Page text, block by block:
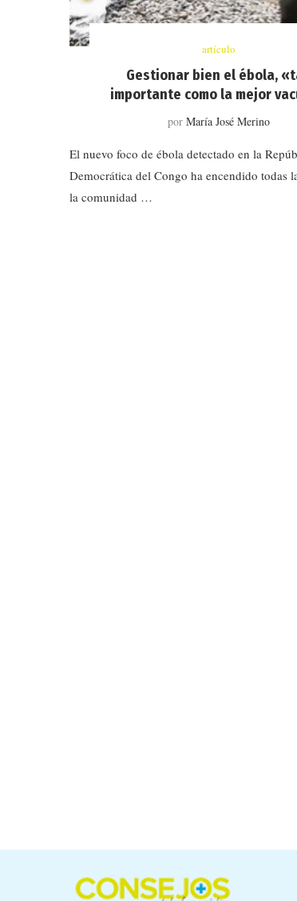
artículo
Gestionar bien el ébola,
importante como la mejor
porMaría José Merino
El nuevo foco de ébola detectado en la
Democrática del Congo ha encendido todas
la comunidad …